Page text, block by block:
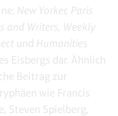
New Yorker, Paris
and Writers, Weekly
und Humanities
Eisbergs dar. Ähnlich
Beitrag zur
wie Francis
Steven Spielberg,